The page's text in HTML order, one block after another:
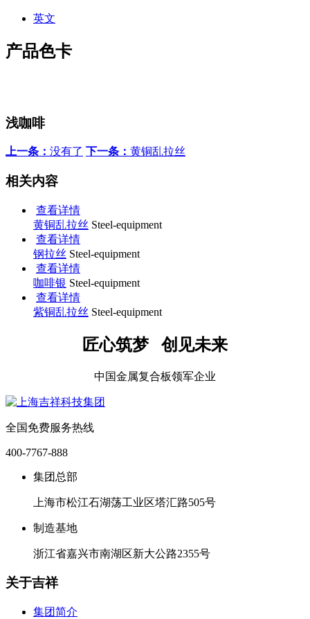
英文
产品色卡
浅咖啡
上一条： 没有了 下一条： 黄铜乱拉丝
相关内容
查看详情
黄铜乱拉丝 Steel-equipment
查看详情
钢拉丝 Steel-equipment
查看详情
咖啡银 Steel-equipment
查看详情
紫铜乱拉丝 Steel-equipment
匠心筑梦 创见未来
中国金属复合板领军企业
全国免费服务热线
400-7767-888
集团总部
上海市松江石湖荡工业区塔汇路505号
制造基地
浙江省嘉兴市南湖区新大公路2355号
关于吉祥
集团简介